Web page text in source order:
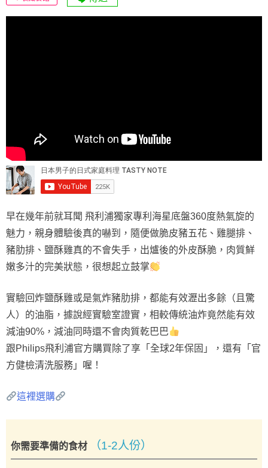
早在幾年前就耳聞 飛利浦獨家專利海星底盤360度熱氣旋的
魅力，親身體驗後真的嚇到，隨便做脆皮豬五花、雞腿排、
豬肋排、鹽酥雞真的不會失手，出爐後的外皮酥脆，肉質鮮
嫩多汁的完美狀態，很想起立鼓掌
實驗回炸鹽酥雞或是氣炸豬肋排，都能有效瀝出多餘（且驚
人）的油脂，據說經實驗室證實，相較傳統油炸竟然能有效
減油90%，減油同時還不會肉質乾巴巴
跟Philips飛利浦官方購買除了享「全球2年保固」，還有「官
方健檢清洗服務」喔！
這裡選購
你需要準備的食材 （1-2人份）